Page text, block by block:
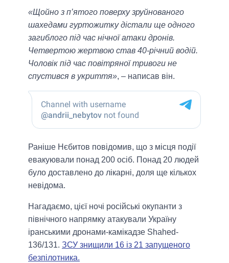
«Щойно з п’ятого поверху зруйнованого
шахедами гуртожитку дістали ще одного
загиблого під час нічної атаки дронів.
Четвертою жертвою став 40-річний водій.
Чоловік під час повітряної тривоги не
спустився в укриття», – написав він.
Раніше Нєбитов повідомив, що з місця події
евакуювали понад 200 осіб. Понад 20 людей
було доставлено до лікарні, доля ще кількох
невідома.
Нагадаємо, цієї ночі російські окупанти з
північного напрямку атакували Україну
іранськими дронами-камікадзе Shahed-
136/131. ЗСУ знищили 16 із 21 запущеного
безпілотника.